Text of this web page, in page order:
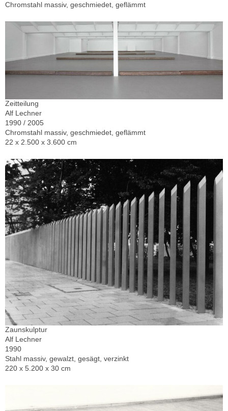
Chromstahl massiv, geschmiedet, geflämmt
Zeitteilung
Alf Lechner
1990 / 2005
Chromstahl massiv, geschmiedet, geflämmt
22 x 2.500 x 3.600 cm
Zaunskulptur
Alf Lechner
1990
Stahl massiv, gewalzt, gesägt, verzinkt
220 x 5.200 x 30 cm